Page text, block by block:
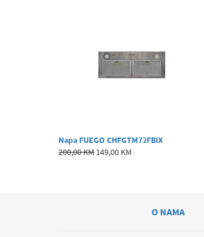
Napa FUEGO CHFGTM72FBIX
200,00 KM 149,00 KM
O NAMA